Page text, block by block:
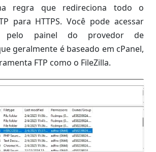
regra que redireciona todo o
para HTTPS. Você pode acessar
pelo painel do provedor de
geralmente é baseado em cPanel,
FTP como o FileZilla.